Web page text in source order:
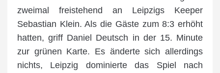
zweimal freistehend an Leipzigs Keeper
Sebastian Klein. Als die Gäste zum 8:3 erhöht
hatten, griff Daniel Deutsch in der 15. Minute
zur grünen Karte. Es änderte sich allerdings
nichts, Leipzig dominierte das Spiel nach